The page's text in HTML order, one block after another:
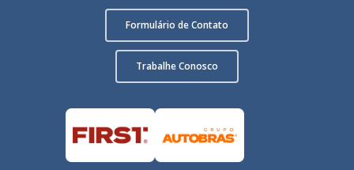
Formulário de Contato
Trabalhe Conosco